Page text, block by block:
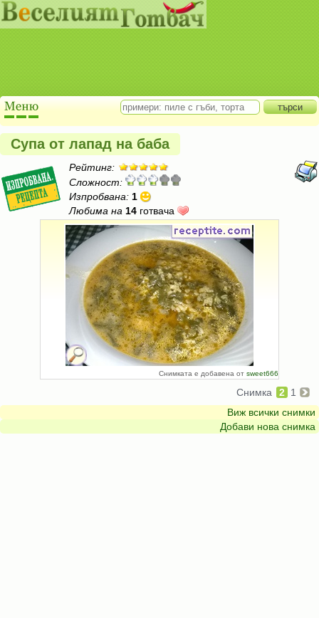
Супа от лапад на баба
Рейтинг:
Сложност:
Изпробвана: 1
Любима на 14 готвача
Снимката е добавена от sweet666
Снимка 2
1
Виж всички снимки
Добави нова снимка